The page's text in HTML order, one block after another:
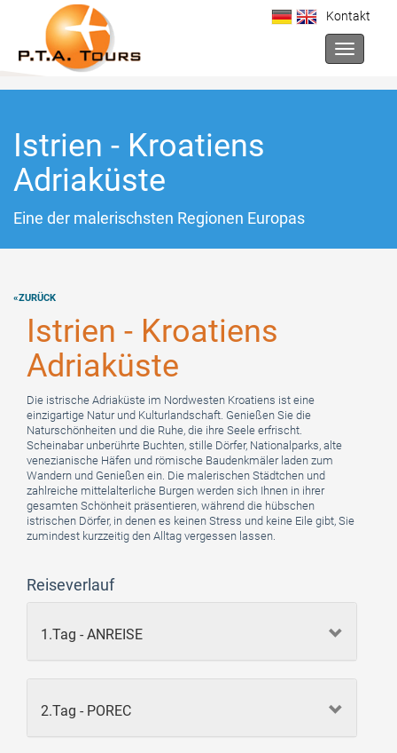
Kontakt
Toggle
Istrien - Kroatiens
Adriaküste
Eine der malerischsten Regionen Europas
«ZURÜCK
Istrien - Kroatiens
Adriaküste
Die istrische Adriaküste im Nordwesten Kroatiens ist eine
einzigartige Natur und Kulturlandschaft. Genießen Sie die
Naturschönheiten und die Ruhe, die ihre Seele erfrischt.
Scheinabar unberührte Buchten, stille Dörfer, Nationalparks, alte
venezianische Häfen und römische Baudenkmäler laden zum
Wandern und Genießen ein. Die malerischen Städtchen und
zahlreiche mittelalterliche Burgen werden sich Ihnen in ihrer
gesamten Schönheit präsentieren, während die hübschen
istrischen Dörfer, in denen es keinen Stress und keine Eile gibt, Sie
zumindest kurzzeitig den Alltag vergessen lassen.
Reiseverlauf
1.Tag - ANREISE
2.Tag - POREC